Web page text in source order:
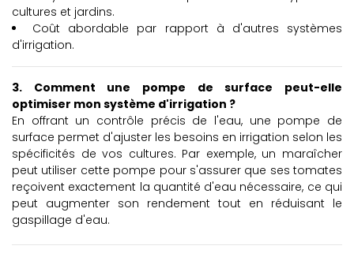
cultures et jardins.
Coût abordable par rapport à d'autres systèmes
d'irrigation.
3. Comment une pompe de surface peut-elle
optimiser mon système d'irrigation ?
En offrant un contrôle précis de l'eau, une pompe de
surface permet d'ajuster les besoins en irrigation selon les
spécificités de vos cultures. Par exemple, un maraîcher
peut utiliser cette pompe pour s'assurer que ses tomates
reçoivent exactement la quantité d'eau nécessaire, ce qui
peut augmenter son rendement tout en réduisant le
gaspillage d'eau.